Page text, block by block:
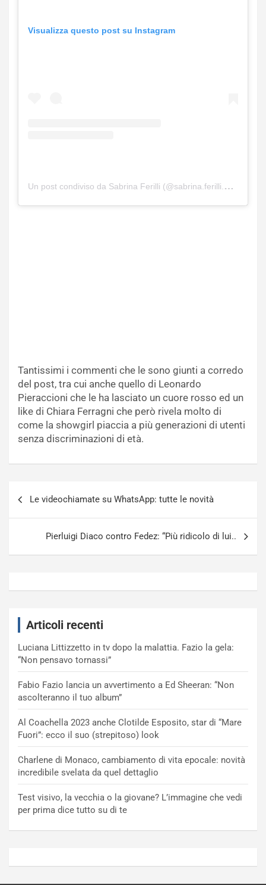
Visualizza questo post su Instagram
Un post condiviso da Sabrina Ferilli (@sabrina.ferilli.ufficiale)
Tantissimi i commenti che le sono giunti a corredo
del post, tra cui anche quello di Leonardo
Pieraccioni che le ha lasciato un cuore rosso ed un
like di Chiara Ferragni che però rivela molto di
come la showgirl piaccia a più generazioni di utenti
senza discriminazioni di età.
Le videochiamate su WhatsApp: tutte le novità
Pierluigi Diaco contro Fedez: “Più ridicolo di lui..
Articoli recenti
Luciana Littizzetto in tv dopo la malattia. Fazio la gela:
“Non pensavo tornassi”
Fabio Fazio lancia un avvertimento a Ed Sheeran: “Non
ascolteranno il tuo album”
Al Coachella 2023 anche Clotilde Esposito, star di “Mare
Fuori”: ecco il suo (strepitoso) look
Charlene di Monaco, cambiamento di vita epocale: novità
incredibile svelata da quel dettaglio
Test visivo, la vecchia o la giovane? L’immagine che vedi
per prima dice tutto su di te